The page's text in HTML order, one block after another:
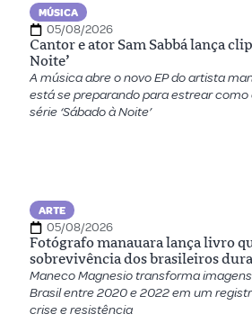
MÚSICA
05/08/2026
Cantor e ator Sam Sabbá lança
Noite’
A música abre o novo EP do artista
está se preparando para estrear como
série ‘Sábado à Noite’
ARTE
05/08/2026
Fotógrafo manauara lança livro
sobrevivência dos brasileiros
Maneco Magnesio transforma
Brasil entre 2020 e 2022 em um
crise e resistência